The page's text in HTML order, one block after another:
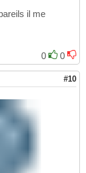
il me
0
0
#10